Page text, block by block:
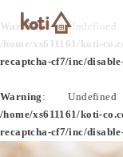
Warning:
/home/xs611161/koti-
recaptcha-cf7/inc/
Warning :
/home/xs611161/koti-
recaptcha-cf7/inc/